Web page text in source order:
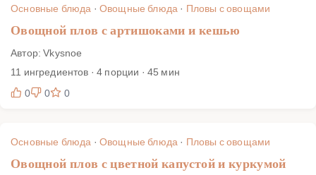
Основные блюда · Овощные блюда · Пловы с овощами
Овощной плов с артишоками и кешью
Автор: Vkysnoe
11 ингредиентов · 4 порции · 45 мин
0
0 0
Основные блюда · Овощные блюда · Пловы с овощами
Овощной плов с цветной капустой и куркумой